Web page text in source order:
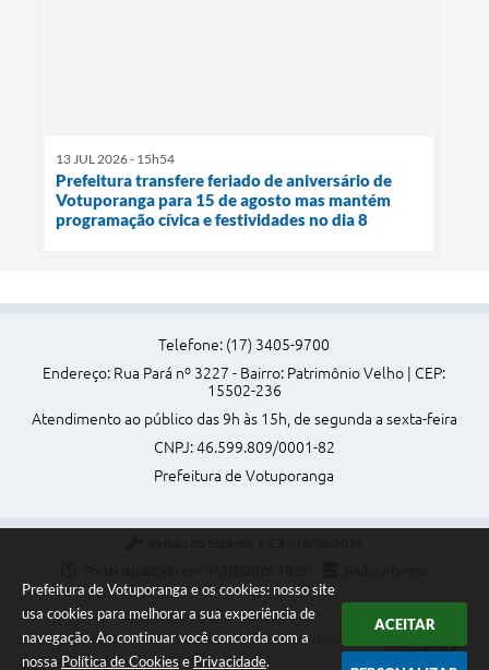
Prefeitura de Votuporanga e os cookies: nosso site
usa cookies para melhorar a sua experiência de
navegação. Ao continuar você concorda com a
nossa Política de Cookies e Privacidade.
ACEITAR
13 JUL 2026 - 15h54
Prefeitura transfere feriado de aniversário de
Votuporanga para 15 de agosto mas mantém
programação cívica e festividades no dia 8
Telefone: (17) 3405-9700
Endereço: Rua Pará nº 3227 - Bairro: Patrimônio Velho | CEP:
15502-236
Atendimento ao público das 9h às 15h, de segunda a sexta-feira
CNPJ: 46.599.809/0001-82
Prefeitura de Votuporanga
Copyright Instar - 2006-2026. Todos os direitos reservados -
Instar Tecnologia